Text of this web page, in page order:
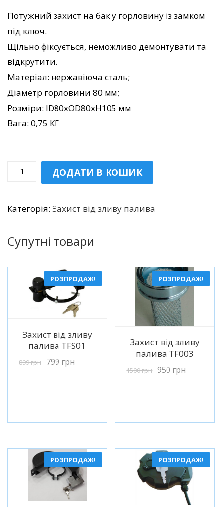
Потужний захист на бак у горловину із замком
під ключ.
Щільно фіксується, неможливо демонтувати та
відкрутити.
Матеріал: нержавіюча сталь;
Діаметр горловини 80 мм;
Розміри: ID80хOD80xH105 мм
Вага: 0,75 КГ
Захист
палива
кількість
ДОДАТИ В КОШИК
Категорія: Захист від зливу палива
Супутні товари
РОЗПРОДАЖ!
Детальніше
Захист від зливу
палива TFS01
899грн 799 грн
РОЗПРОДАЖ!
Детальніше
Захист від зливу
палива TF003
1500грн 950 грн
РОЗПРОДАЖ! РОЗПРОДАЖ!